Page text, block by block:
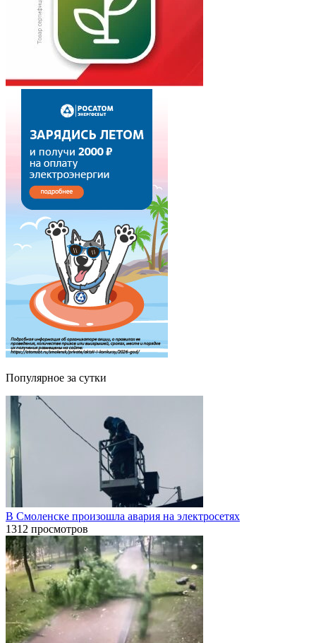
Популярное за сутки
В Смоленске произошла авария на электросетях
1312 просмотров